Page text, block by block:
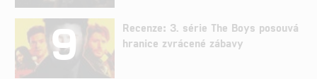
9
Recenze: 3. série The Boys posouvá
hranice zvrácené zábavy